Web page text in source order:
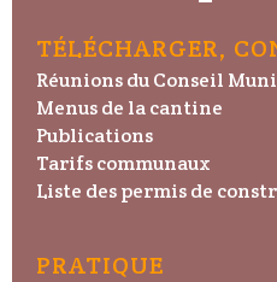
TÉLÉCHARGER,
Réunions du Conseil
Menus de la cantine
Publications
Tarifs communaux
Liste des permis de
PRATIQUE